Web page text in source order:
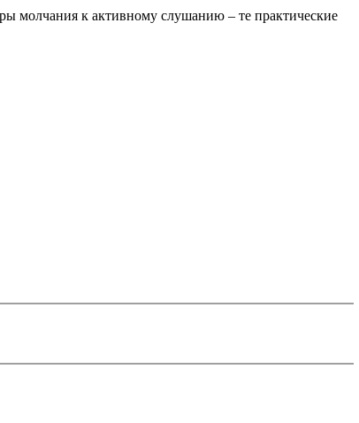
молчания к активному слушанию – те практические